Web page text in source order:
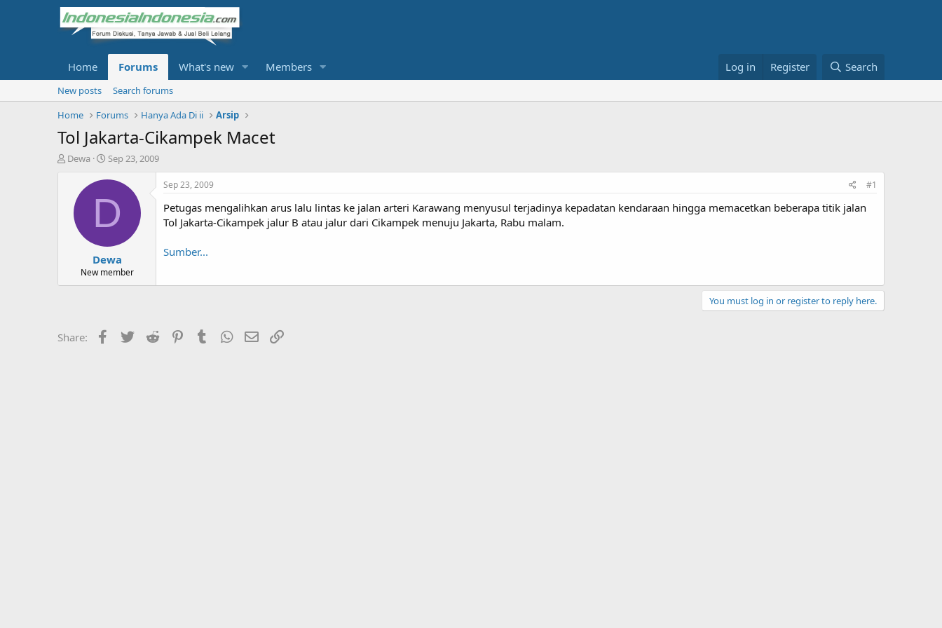
Home Forums What's new Members Log in Register Search
New posts
Search forums
Home
Forums Hanya Ada Di ii Arsip
Tol Jakarta-Cikampek Macet
T
t
Dewa
S
a
d
t
e
Sep 23, 2009
D
Dewa
New member
Sep 23, 2009 #1
Petugas mengalihkan arus lalu lintas ke jalan arteri Karawang menyusul terjadinya kepadatan kendaraan hingga memacetkan beberapa titik jalan
Tol Jakarta-Cikampek jalur B atau jalur dari Cikampek menuju Jakarta, Rabu malam.
Sumber...
You must log in or register to reply here.
Share: Facebook
Twitter Reddit PinterestTumblrWhatsApp
Email